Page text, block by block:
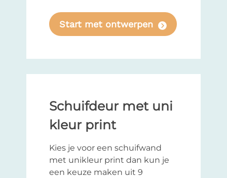
Start met ontwerpen
Schuifdeur met uni
kleur print
Kies je voor een schuifwand
met unikleur print dan kun je
een keuze maken uit 9